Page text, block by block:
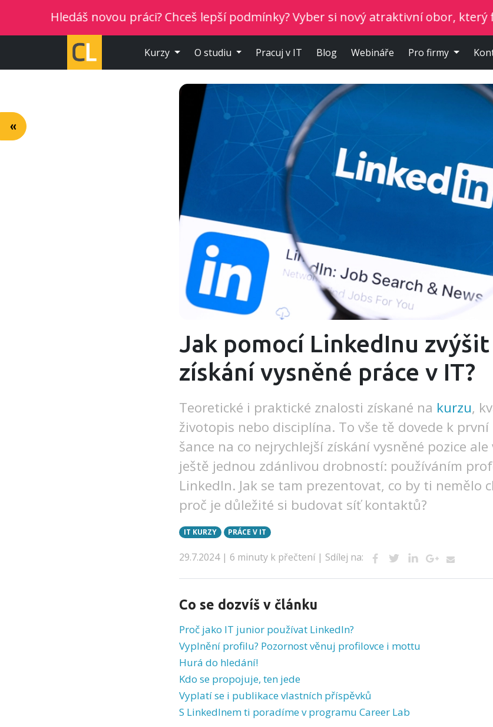
novou práci? Chceš lepší podmínky? Vyber si nový atraktivní obor, který firmy
Kurzy O studiu Pracuj v IT Blog Webináře Pro firmy
«
Jak pomocí LinkedInu zvýšit
získání vysněné práce v IT?
Teoretické i praktické znalosti získané na kurzu,
životopis nebo disciplína. To vše tě dovede k první
šance na co nejrychlejší získání vysněné pozice ale
ještě jednou zdánlivou drobností: používáním
LinkedIn. Jak se tam prezentovat, co by ti nemělo
proč je důležité si budovat síť kontaktů?
IT KURZY PRÁCE V IT
29.7.2024 | 6 minuty k přečtení | Sdílej na:
Co se dozvíš v článku
Proč jako IT junior používat LinkedIn?
Vyplnění profilu? Pozornost věnuj profilovce i mottu
Hurá do hledání!
Kdo se propojuje, ten jede
Vyplatí se i publikace vlastních příspěvků
S LinkedInem ti poradíme v programu Career Lab